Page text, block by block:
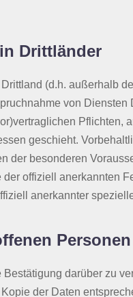
Drittländer
(d.h. außerhalb
von
Pflichten,
geschieht.
der besonderen
der offiziell anerkannten
anerkannter
Personen
darüber zu
der Daten